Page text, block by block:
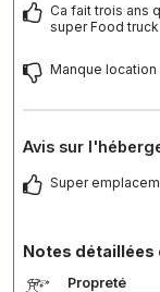
Ca fait trois ans
super Food
Manque
Avis sur
Super
Notes détaillées
Propreté